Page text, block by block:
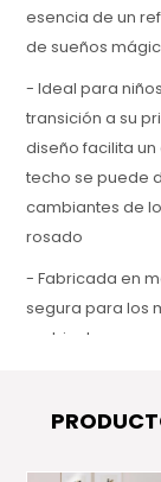
esencia de un
de sueños
- Ideal para
transición a su
diseño facilita
techo se puede
cambiantes de
rosado
- Fabricada en
segura para los
ambiente.